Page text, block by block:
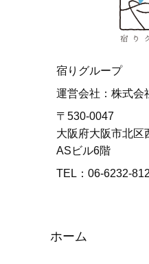
宿りグループ
運営会社：株式会
〒530-0047
大阪府大阪市北区
ASビル6階
TEL：06-6232-
ホーム